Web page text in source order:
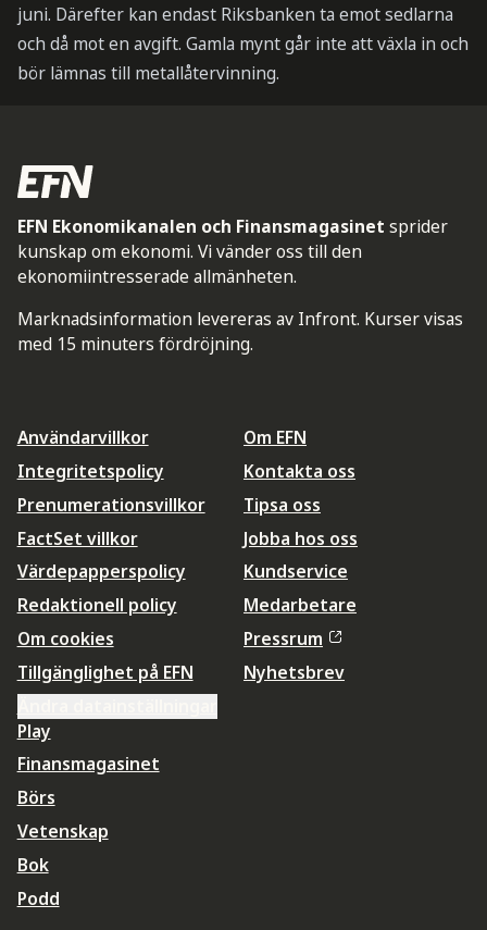
juni. Därefter kan endast Riksbanken ta emot sedlarna
och då mot en avgift. Gamla mynt går inte att växla in och
bör lämnas till metallåtervinning.
EFN Ekonomikanalen och Finansmagasinet sprider
kunskap om ekonomi. Vi vänder oss till den
ekonomiintresserade allmänheten.
Marknadsinformation levereras av Infront. Kurser visas
med 15 minuters fördröjning.
Användarvillkor
Integritetspolicy
Prenumerationsvillkor
FactSet villkor
Värdepapperspolicy
Redaktionell policy
Om cookies
Tillgänglighet på EFN
Om EFN
Kontakta oss
Tipsa oss
Jobba hos oss
Kundservice
Medarbetare
Pressrum
Nyhetsbrev
Play
Finansmagasinet
Börs
Vetenskap
Bok
Podd